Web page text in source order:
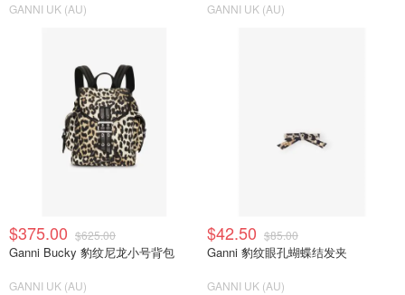
GANNI UK (AU) GANNI UK (AU)
$375.00 $625.00
Ganni Bucky 豹纹尼龙小号背包
GANNI UK (AU)
$42.50 $85.00
Ganni 豹纹眼孔蝴蝶结发夹
GANNI UK (AU)